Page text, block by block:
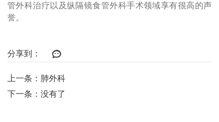
管外科治疗以及纵隔镜食管外科手术领域享有很高的声
誉。
分享到：
上一条：肺外科
下一条：没有了